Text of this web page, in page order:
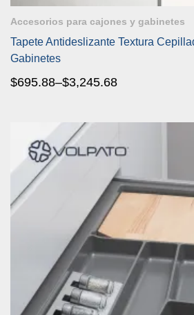
Accesorios para cajones y gabinetes
Tapete Antideslizante Textura
Gabinetes
$695.88–$3,245.68